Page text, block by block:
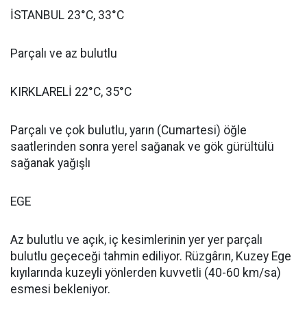
İSTANBUL 23°C, 33°C
Parçalı ve az bulutlu
KIRKLARELİ 22°C, 35°C
Parçalı ve çok bulutlu, yarın (Cumartesi) öğle
saatlerinden sonra yerel sağanak ve gök gürültülü
sağanak yağışlı
EGE
Az bulutlu ve açık, iç kesimlerinin yer yer parçalı
bulutlu geçeceği tahmin ediliyor. Rüzgârın, Kuzey Ege
kıyılarında kuzeyli yönlerden kuvvetli (40-60 km/sa)
esmesi bekleniyor.